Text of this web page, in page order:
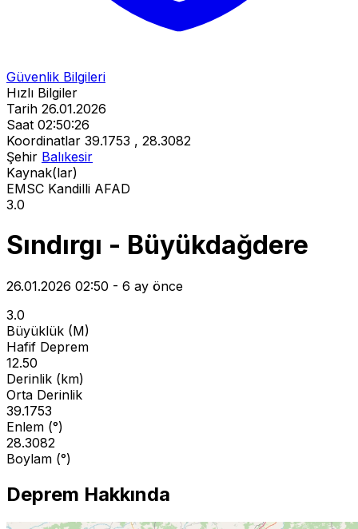
Güvenlik Bilgileri
Hızlı Bilgiler
Tarih 26.01.2026
Saat 02:50:26
Koordinatlar 39.1753 , 28.3082
Şehir Balıkesir
Kaynak(lar)
EMSC Kandilli AFAD
3.0
Sındırgı - Büyükdağdere
26.01.2026 02:50 - 6 ay önce
3.0
Büyüklük (M)
Hafif Deprem
12.50
Derinlik (km)
Orta Derinlik
39.1753
Enlem (°)
28.3082
Boylam (°)
Deprem Hakkında